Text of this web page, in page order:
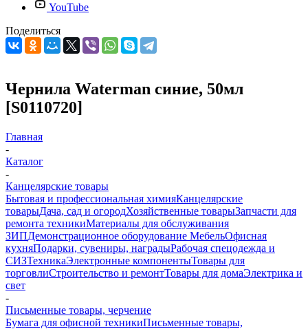
YouTube
Поделиться
Чернила Waterman синие, 50мл
[S0110720]
Главная
-
Каталог
-
Канцелярские товары
Бытовая и профессиональная химияКанцелярские
товарыДача, сад и огородХозяйственные товарыЗапчасти для
ремонта техникиМатериалы для обслуживания
ЗИПДемонстрационное оборудование МебельОфисная
кухняПодарки, сувениры, наградыРабочая спецодежда и
СИЗТехникаЭлектронные компонентыТовары для
торговлиСтроительство и ремонтТовары для домаЭлектрика и
свет
-
Письменные товары, черчение
Бумага для офисной техникиПисьменные товары,